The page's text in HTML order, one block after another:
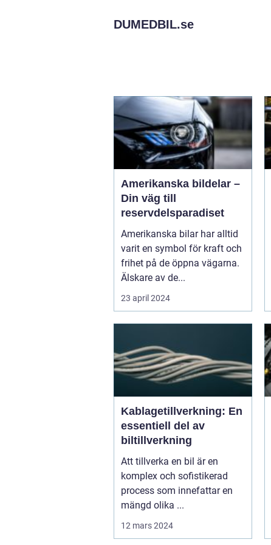
DUMEDBIL.se
Amerikanska bildelar –
Din väg till
reservdelsparadiset
Amerikanska bilar har alltid
varit en symbol för kraft och
frihet på de öppna vägarna.
Älskare av de...
23 april 2024
Kablagetillverkning: En
essentiell del av
biltillverkning
Att tillverka en bil är en
komplex och sofistikerad
process som innefattar en
mängd olika ...
12 mars 2024